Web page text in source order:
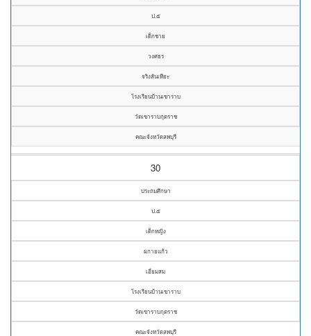
ป.๕
เด็กชาย
วงศธร
จริงสันเทียะ
โรงเรียนบ้านเขาราบ
วัดเขาราบกุตราช
คณะจังหวัดลพบุรี
30
ประถมศึกษา
ป.๕
เด็กหญิง
ผกายแก้ว
เอี่ยมสม
โรงเรียนบ้านเขาราบ
วัดเขาราบกุตราช
คณะจังหวัดลพบุรี